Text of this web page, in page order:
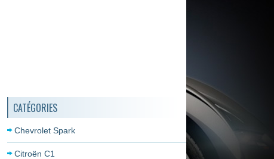
CATÉGORIES
Chevrolet Spark
Citroën C1